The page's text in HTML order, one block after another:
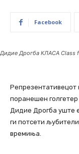
Facebook
Дидие Дрогба КЛАСА Class
Репрезентативецот
поранешен голгетер
Дидие Дрогба уште
ги потсети
времиња.